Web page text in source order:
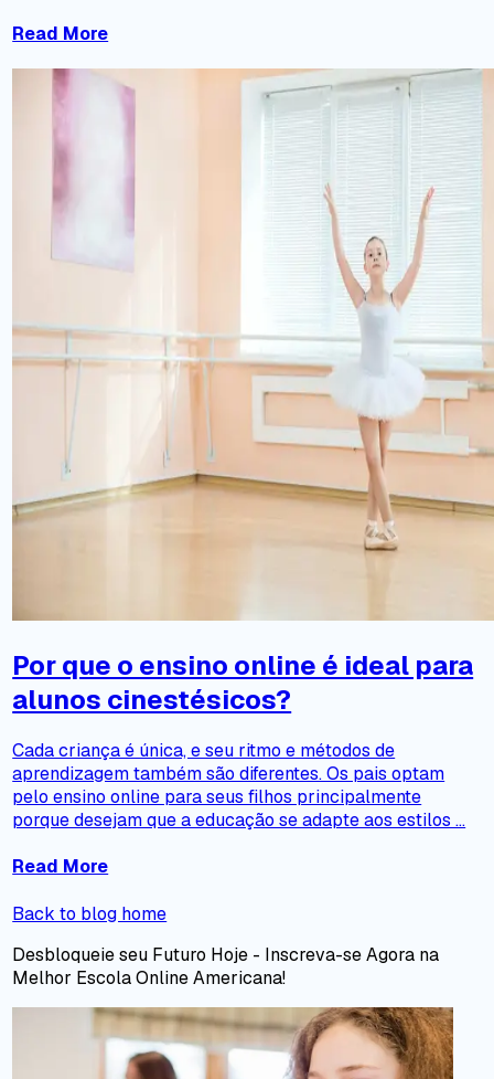
Read More
Por que o ensino online é ideal para
alunos cinestésicos?
Cada criança é única, e seu ritmo e métodos de
aprendizagem também são diferentes. Os pais optam
pelo ensino online para seus filhos principalmente
porque desejam que a educação se adapte aos estilos ...
Read More
Back to blog home
Desbloqueie seu Futuro Hoje - Inscreva-se Agora na
Melhor Escola Online Americana!